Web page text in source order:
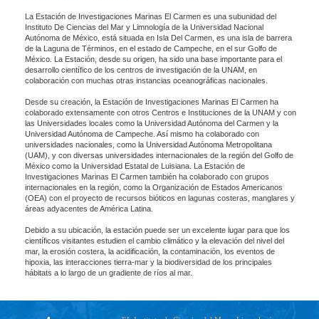
La Estación de Investigaciones Marinas El Carmen es una subunidad del
Instituto De Ciencias del Mar y Limnología de la Universidad Nacional
Autónoma de México, está situada en Isla Del Carmen, es una isla de barrera
de la Laguna de Términos, en el estado de Campeche, en el sur Golfo de
México. La Estación, desde su origen, ha sido una base importante para el
desarrollo científico de los centros de investigación de la UNAM, en
colaboración con muchas otras instancias oceanográficas nacionales.
Desde su creación, la Estación de Investigaciones Marinas El Carmen ha
colaborado extensamente con otros Centros e Instituciones de la UNAM y con
las Universidades locales como la Universidad Autónoma del Carmen y la
Universidad Autónoma de Campeche. Así mismo ha colaborado con
universidades nacionales, como la Universidad Autónoma Metropolitana
(UAM), y con diversas universidades internacionales de la región del Golfo de
México como la Universidad Estatal de Luisiana. La Estación de
Investigaciones Marinas El Carmen también ha colaborado con grupos
internacionales en la región, como la Organización de Estados Americanos
(OEA) con el proyecto de recursos bióticos en lagunas costeras, manglares y
áreas adyacentes de América Latina.
Debido a su ubicación, la estación puede ser un excelente lugar para que los
científicos visitantes estudien el cambio climático y la elevación del nivel del
mar, la erosión costera, la acidificación, la contaminación, los eventos de
hipoxia, las interacciones tierra-mar y la biodiversidad de los principales
hábitats a lo largo de un gradiente de ríos al mar.